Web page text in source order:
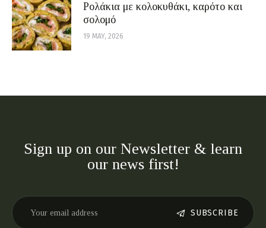
Ρολάκια με κολοκυθάκι, καρότο και
σολομό
19 MAY, 2026
Sign up on our Newsletter & learn
our news first!
SUBSCRIBE